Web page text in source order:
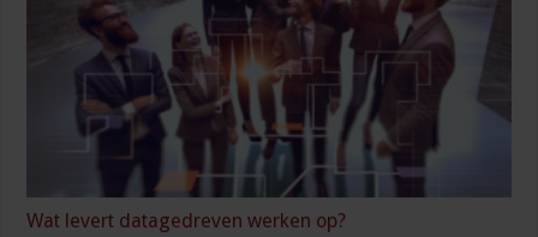
Wat levert datagedreven werken op?